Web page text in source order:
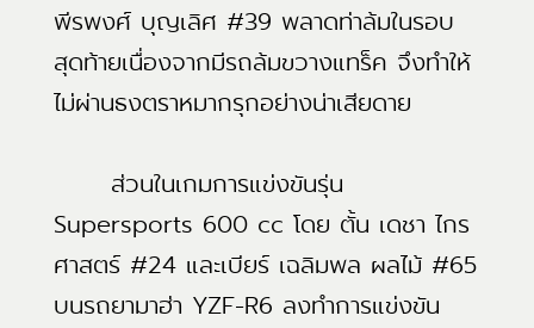
พีรพงศ์ บุญเลิศ #39 พลาดท่าล้มในรอบ
สุดท้ายเนื่องจากมีรถล้มขวางแทร็ค จึงทำให้
ไม่ผ่านธงตราหมากรุกอย่างน่าเสียดาย
ส่วนในเกมการแข่งขันรุ่น
Supersports 600 cc โดย ตั้น เดชา ไกร
ศาสตร์ #24 และเบียร์ เฉลิมพล ผลไม้ #65
บนรถยามาฮ่า YZF-R6 ลงทำการแข่งขัน